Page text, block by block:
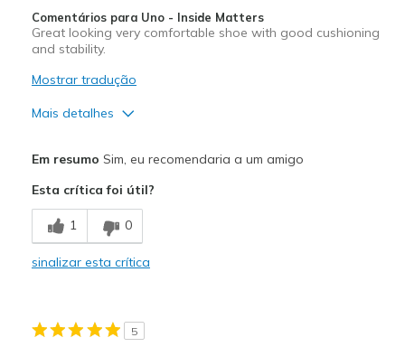
Comentários para Uno - Inside Matters
Great looking very comfortable shoe with good cushioning
and stability.
Mostrar tradução
Mais detalhes
Comfortable
Cushions Impact
Em resumo Sim, eu recomendaria a um amigo
Esta crítica foi útil?
1 0
sinalizar esta crítica
5